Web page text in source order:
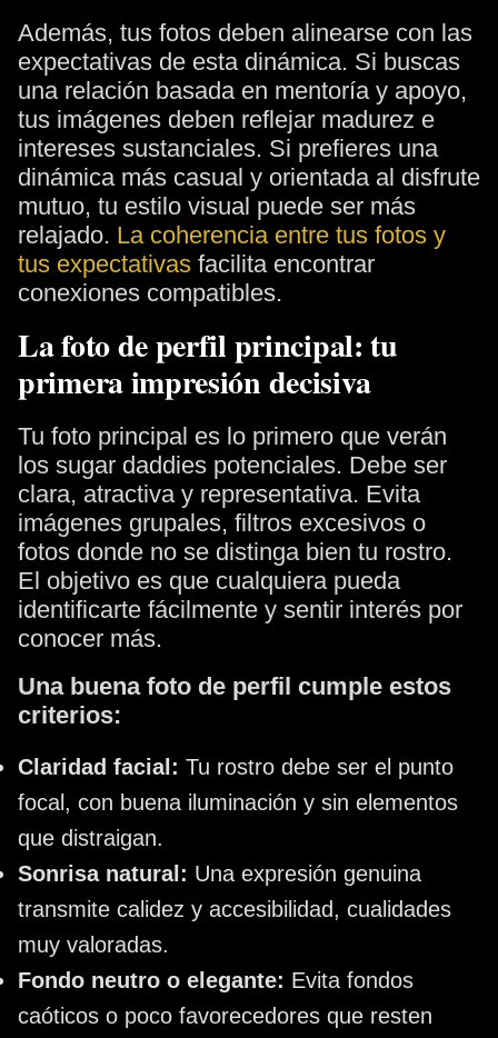
Además, tus fotos deben alinearse con las
expectativas de esta dinámica. Si buscas
una relación basada en mentoría y apoyo,
tus imágenes deben reflejar madurez e
intereses sustanciales. Si prefieres una
dinámica más casual y orientada al disfrute
mutuo, tu estilo visual puede ser más
relajado. La coherencia entre tus fotos y
tus expectativas facilita encontrar
conexiones compatibles.
La foto de perfil principal: tu
primera impresión decisiva
Tu foto principal es lo primero que verán
los sugar daddies potenciales. Debe ser
clara, atractiva y representativa. Evita
imágenes grupales, filtros excesivos o
fotos donde no se distinga bien tu rostro.
El objetivo es que cualquiera pueda
identificarte fácilmente y sentir interés por
conocer más.
Una buena foto de perfil cumple estos
criterios:
Claridad facial: Tu rostro debe ser el punto
focal, con buena iluminación y sin elementos
que distraigan.
Sonrisa natural: Una expresión genuina
transmite calidez y accesibilidad, cualidades
muy valoradas.
Fondo neutro o elegante: Evita fondos
caóticos o poco favorecedores que resten